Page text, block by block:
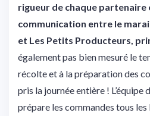
rigueur de chaque
communication entre le
et Les Petits Producteurs,
également pas bien mesuré le
récolte et à la préparation des
pris la journée entière !
prépare les commandes tous